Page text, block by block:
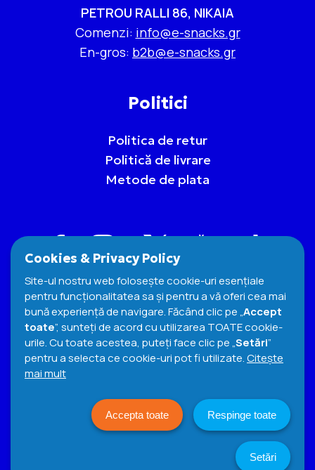
PETROU RALLI 86, NIKAIA
Comenzi: info@e-snacks.gr
En-gros: b2b@e-snacks.gr
Politici
Politica de retur
Politică de livrare
Metode de plata
© 2026 e-snacks. All Rights Reserved
Cookies Policy
DESIGN. CODE. DIGITAL MARKETING:
Cookies & Privacy Policy
Site-ul nostru web folosește cookie-uri esențiale
pentru funcționalitatea sa și pentru a vă oferi cea mai
bună experiență de navigare. Făcând clic pe „Accept
toate”, sunteți de acord cu utilizarea TOATE cookie-
urile. Cu toate acestea, puteți face clic pe „Setări”
pentru a selecta ce cookie-uri pot fi utilizate.Citeşte
mai mult
Accepta toate Respinge toate
Setări